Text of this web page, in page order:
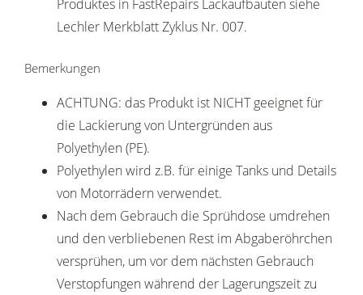
Produktes in FastRepairs Lackaufbauten siehe
Lechler Merkblatt Zyklus Nr. 007.
Bemerkungen
ACHTUNG: das Produkt ist NICHT geeignet für
die Lackierung von Untergründen aus
Polyethylen (PE).
Polyethylen wird z.B. für einige Tanks und Details
von Motorrädern verwendet.
Nach dem Gebrauch die Sprühdose umdrehen
und den verbliebenen Rest im Abgaberöhrchen
versprühen, um vor dem nächsten Gebrauch
Verstopfungen während der Lagerungszeit zu